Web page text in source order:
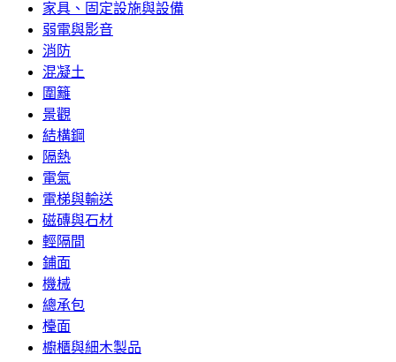
家具、固定設施與設備
弱電與影音
消防
混凝土
圍籬
景觀
結構鋼
隔熱
電氣
電梯與輸送
磁磚與石材
輕隔間
鋪面
機械
總承包
檯面
櫥櫃與細木製品